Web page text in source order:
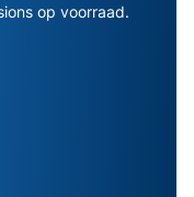
op voorraad.